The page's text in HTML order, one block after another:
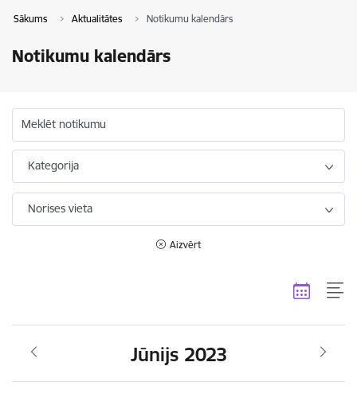
Sākums Aktualitātes Notikumu kalendārs
Notikumu kalendārs
Meklēt notikumu
Kategorija
Norises vieta
Aizvērt
Jūnijs 2023